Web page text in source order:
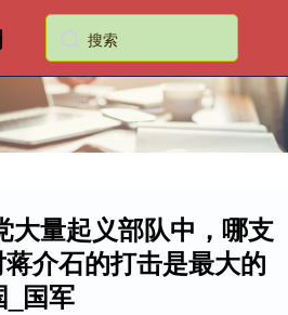
大量起义部队中，哪支
介石的打击是最大的
_国军